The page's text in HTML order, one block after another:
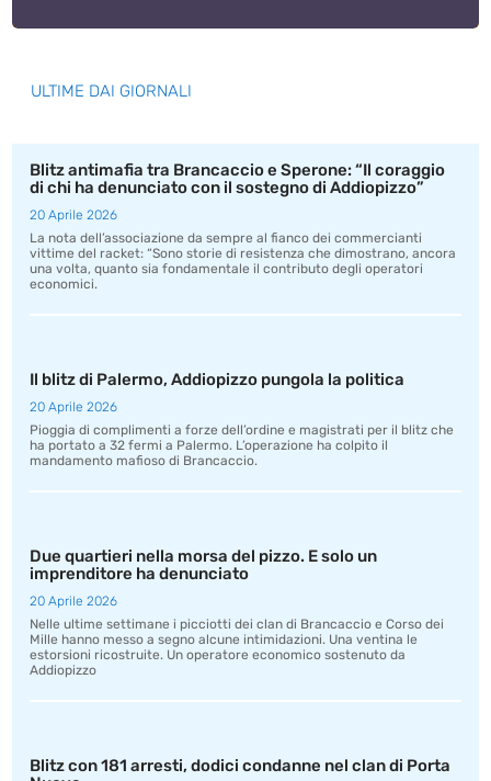
ULTIME DAI GIORNALI
Blitz antimafia tra Brancaccio e Sperone: “Il coraggio
di chi ha denunciato con il sostegno di Addiopizzo”
20 Aprile 2026
La nota dell’associazione da sempre al fianco dei commercianti
vittime del racket: “Sono storie di resistenza che dimostrano, ancora
una volta, quanto sia fondamentale il contributo degli operatori
economici.
Il blitz di Palermo, Addiopizzo pungola la politica
20 Aprile 2026
Pioggia di complimenti a forze dell’ordine e magistrati per il blitz che
ha portato a 32 fermi a Palermo. L’operazione ha colpito il
mandamento mafioso di Brancaccio.
Due quartieri nella morsa del pizzo. E solo un
imprenditore ha denunciato
20 Aprile 2026
Nelle ultime settimane i picciotti dei clan di Brancaccio e Corso dei
Mille hanno messo a segno alcune intimidazioni. Una ventina le
estorsioni ricostruite. Un operatore economico sostenuto da
Addiopizzo
Blitz con 181 arresti, dodici condanne nel clan di Porta